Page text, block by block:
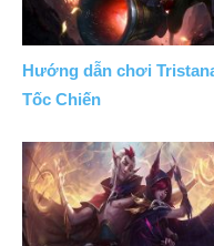
Hướng dẫn chơi
Tốc Chiến